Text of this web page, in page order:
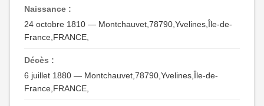
Naissance :
24 octobre 1810 — Montchauvet,78790,Yvelines,Île-de-
France,FRANCE,
Décès :
6 juillet 1880 — Montchauvet,78790,Yvelines,Île-de-
France,FRANCE,